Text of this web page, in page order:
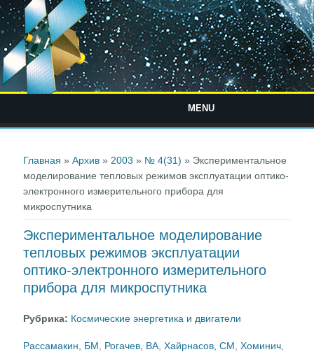
MENU
Главная »Архив » 2003 » № 4(31) » Экспериментальное
моделирование тепловых режимов эксплуатации оптико-
электронного измерительного прибора для
микроспутника
Экспериментальное моделирование
тепловых режимов эксплуатации
оптико-электронного измерительного
прибора для микроспутника
Рубрика: Космические энергетика и двигатели
Рассамакин, БМ Рогачев, ВА ,Хайрнасов, СМ ,Хоминич,